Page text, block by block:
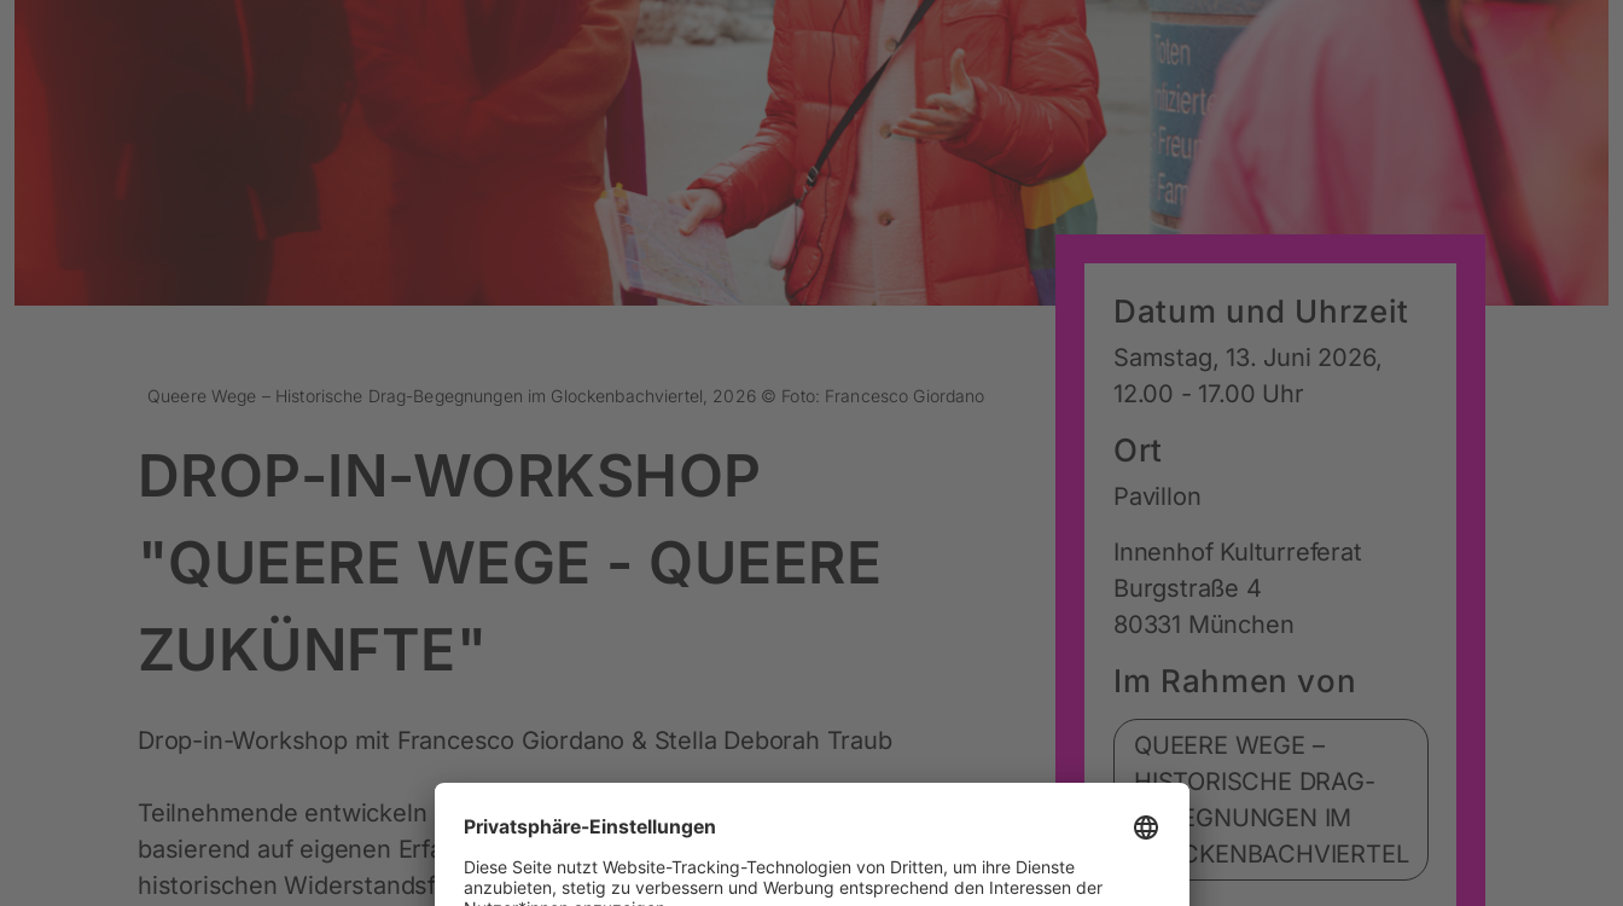
Queere Wege – Historische Drag-Begegnungen im Glockenbachviertel, 2026 © Foto: Francesco Giordano
DROP-IN-WORKSHOP
"QUEERE WEGE - QUEERE
ZUKÜNFTE"
Drop-in-Workshop mit Francesco Giordano & Stella Deborah Traub
Teilnehmende entwickeln eigenständig alternative Zukunftsbilder,
basierend auf eigenen Erfahrungen, queerer Geschichte und
historischen Widerstandsfiguren, mit Methoden aus dem Design-
Datum und Uhrzeit
Samstag, 13. Juni 2026,
12.00 - 17.00 Uhr
Ort
Pavillon
Innenhof Kulturreferat
Burgstraße 4
80331 München
Im Rahmen von
QUEERE WEGE –
HISTORISCHE DRAG-
BEGEGNUNGEN IM
GLOCKENBACHVIERTEL